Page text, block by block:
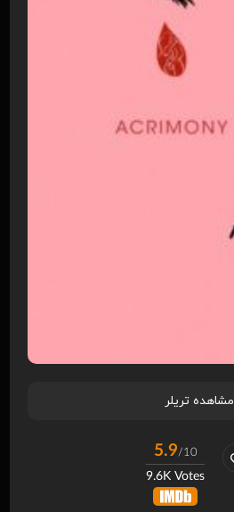
مشاهده تریلر
5.9/10
9.6K Votes